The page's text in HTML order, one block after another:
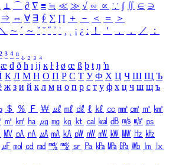
⊥ ⌒ ∂ ∇ ≡ ≒ ≪ ≫ √ ∽ ∝ ∵ ∫ ∬ ∈ ∋
⇒ ⇔ ∀ ∃ ∮ ∑ ∏ ＋ － ＜ ＝
＞
＼ ∼ ´ ～ ˇ ˘ ˝ ˚ ˙ ¸ ¡ ¿ ː ！ ＇ ， ． ／
：
² ³ ⁴ ⁿ ₁ ₂ ₃ ₄
æ đ ð ħ ı ĳ ĸ ŀ ł ø œ ß þ ŧ ŋ ŉ
К Л М Н О П Р С Т У Ф Х Ц Ч Ш Щ Ъ
ж з и й к л м н о п р с т у ф х ц ч ш щ ъ
＄ ％ Ｆ ￦ ㎕ ㎖ ㎗ ℓ ㎘ ㏄ ㎣ ㎤ ㎥ ㎦
㎡ ㎢ ㏊ ㎍ ㎎ ㎏ ㏏ ㎈ ㎉ ㏈ ㎧ ㎨ ㎰
㎹ ㎀ ㎁ ㎂ ㎃ ㎄ ㎺ ㎻ ㎽ ㎾ ㎿ ㎐ ㎑
㎌ ㏖ ㏅ ㎭ ㎮ ㎯ ㏛ ㎩ ㎪ ㎫ ㎬ ㏝ ㏐
㏓